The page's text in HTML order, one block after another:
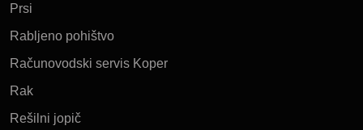
Prsi
Rabljeno pohištvo
Računovodski servis Koper
Rak
Rešilni jopič